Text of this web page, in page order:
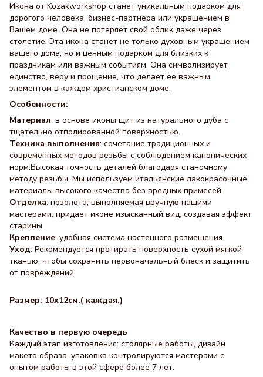
Икона от Kozakworkshop станет уникальным подарком для
дорогого человека, бизнес-партнера или украшением в
Вашем доме. Она не потеряет свой облик даже через
столетие. Эта икона станет не только духовным украшением
вашего дома, но и ценным подарком для близких к
праздникам или важным событиям. Она символизирует
единство, веру и прощение, что делает ее важным
элементом в каждом христианском доме.
Особенности:
Материал: в основе иконы щит из натурального дуба с
тщательно отполированной поверхностью.
Техника выполнения: сочетание традиционных и
современных методов резьбы с соблюдением канонических
норм.Высокая точность деталей благодаря станочному
методу резьбы. Мы используем итальянские лакокрасочные
материалы высокого качества без вредных примесей.
Отделка: позолота, выполняемая вручную нашими
мастерами, придает иконе изысканный вид, создавая эффект
старины.
Крепление: удобная система настенного размещения.
Уход: Рекомендуется протирать поверхность сухой мягкой
тканью, чтобы сохранить первоначальный блеск и защитить
от повреждений.
Размер: 10x12см.( каждая.)
Качество в первую очередь
Каждый этап изготовления: столярные работы, дизайн
макета образа, упаковка контролируются мастерами с
опытом работы в этой сфере более 7 лет.